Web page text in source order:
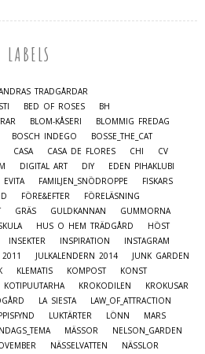
LABELS
TRÄDGÅRDAR
BED OF ROSES
BH
BLOM-KÅSERI
BLOMMIG FREDAG
BOSCH INDEGO
BOSSE_THE_CAT
CASA CASA DE FLORES CHI
CV
DIGITAL ART DIY
EDEN PIHAKLUBI
EVITA FAMILJEN_SNÖDROPPE
FISKARS
FÖRE&EFTER
FÖRELÄSNING
GRÄS GULDKANNAN
GUMMORNA
HUS O HEM TRÄDGÅRD
HÖST
INSEKTER INSPIRATION
INSTAGRAM
2011 JULKALENDERN 2014
JUNK GARDEN
KLEMATIS KOMPOST
KONST
KOTIPUUTARHA KROKODILEN
KROKUSAR
LA SIESTA
LAW_OF_ATTRACTION
LUKTÄRTER LÖNN
MARS
MÄSSOR
NELSON_GARDEN
NÄSSELVATTEN
NÄSSLOR